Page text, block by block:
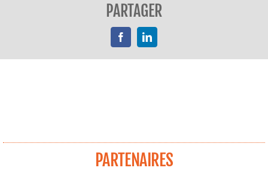
PARTAGER
FacebookLinkedIn
PARTENAIRES